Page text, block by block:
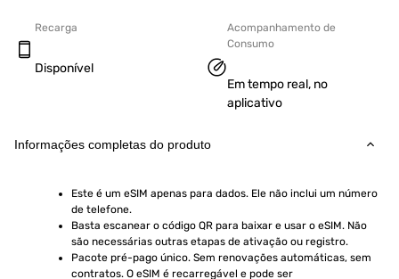
Recarga
Disponível
Acompanhamento de
Consumo
Em tempo real, no
aplicativo
Informações completas do produto
Este é um eSIM apenas para dados. Ele não inclui um número
de telefone.
Basta escanear o código QR para baixar e usar o eSIM. Não
são necessárias outras etapas de ativação ou registro.
Pacote pré-pago único. Sem renovações automáticas, sem
contratos. O eSIM é recarregável e pode ser